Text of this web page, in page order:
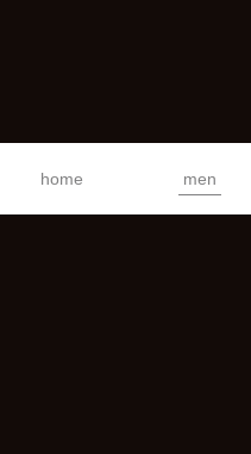
home men